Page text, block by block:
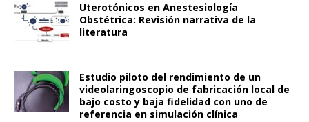
Uterotónicos en Anestesiología
Obstétrica: Revisión narrativa de la
literatura
Estudio piloto del rendimiento de un
videolaringoscopio de fabricación local de
bajo costo y baja fidelidad con uno de
referencia en simulación clínica